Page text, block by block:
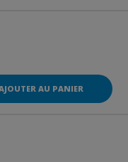
AU PANIER